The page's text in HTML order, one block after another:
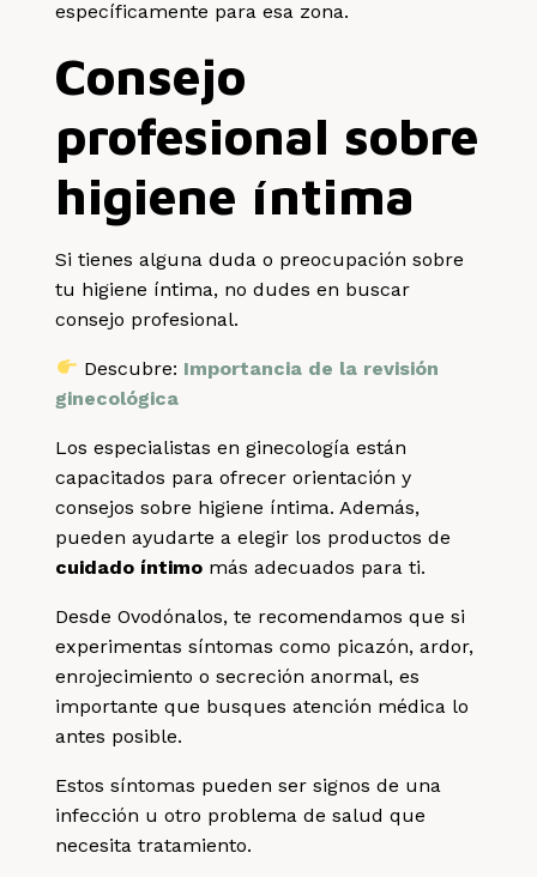
específicamente para esa zona.
Consejo
profesional sobre
higiene íntima
Si tienes alguna duda o preocupación sobre
tu higiene íntima, no dudes en buscar
consejo profesional.
Descubre: Importancia de la revisión
ginecológica
Los especialistas en ginecología están
capacitados para ofrecer orientación y
consejos sobre higiene íntima. Además,
pueden ayudarte a elegir los productos de
cuidado íntimo más adecuados para ti.
Desde Ovodónalos, te recomendamos que si
experimentas síntomas como picazón, ardor,
enrojecimiento o secreción anormal, es
importante que busques atención médica lo
antes posible.
Estos síntomas pueden ser signos de una
infección u otro problema de salud que
necesita tratamiento.